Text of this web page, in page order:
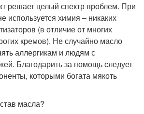
решает целый спектр проблем. При
используется химия – никаких
(в отличие от многих
кремов). Не случайно масло
аллергикам и людям с
Благодарить за помощь следует
которыми богата мякоть
масла?